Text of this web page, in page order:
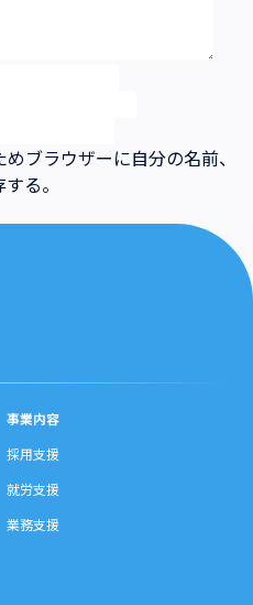
ブラウザーに自分の名前、
る。
事業内容
採用支援
就労支援
業務支援